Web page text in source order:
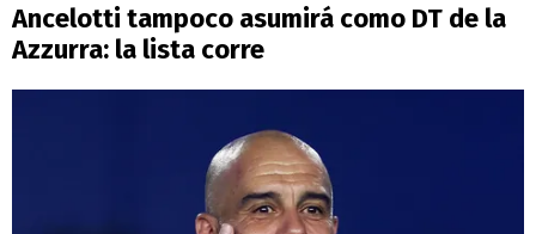
Ancelotti tampoco asumirá como DT de la
Azzurra: la lista corre